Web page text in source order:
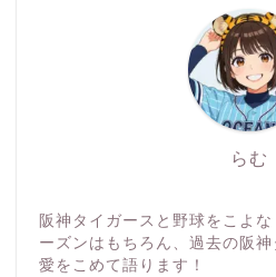
らむ
阪神タイガースと野球をこよ
ーズンはもちろん、過去の阪神
愛をこめて語ります！